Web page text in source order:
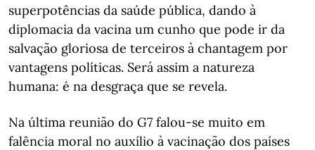
superpotências da saúde pública, dando à
diplomacia da vacina um cunho que pode ir da
salvação gloriosa de terceiros à chantagem por
vantagens políticas. Será assim a natureza
humana: é na desgraça que se revela.
Na última reunião do G7 falou-se muito em
falência moral no auxílio à vacinação dos países